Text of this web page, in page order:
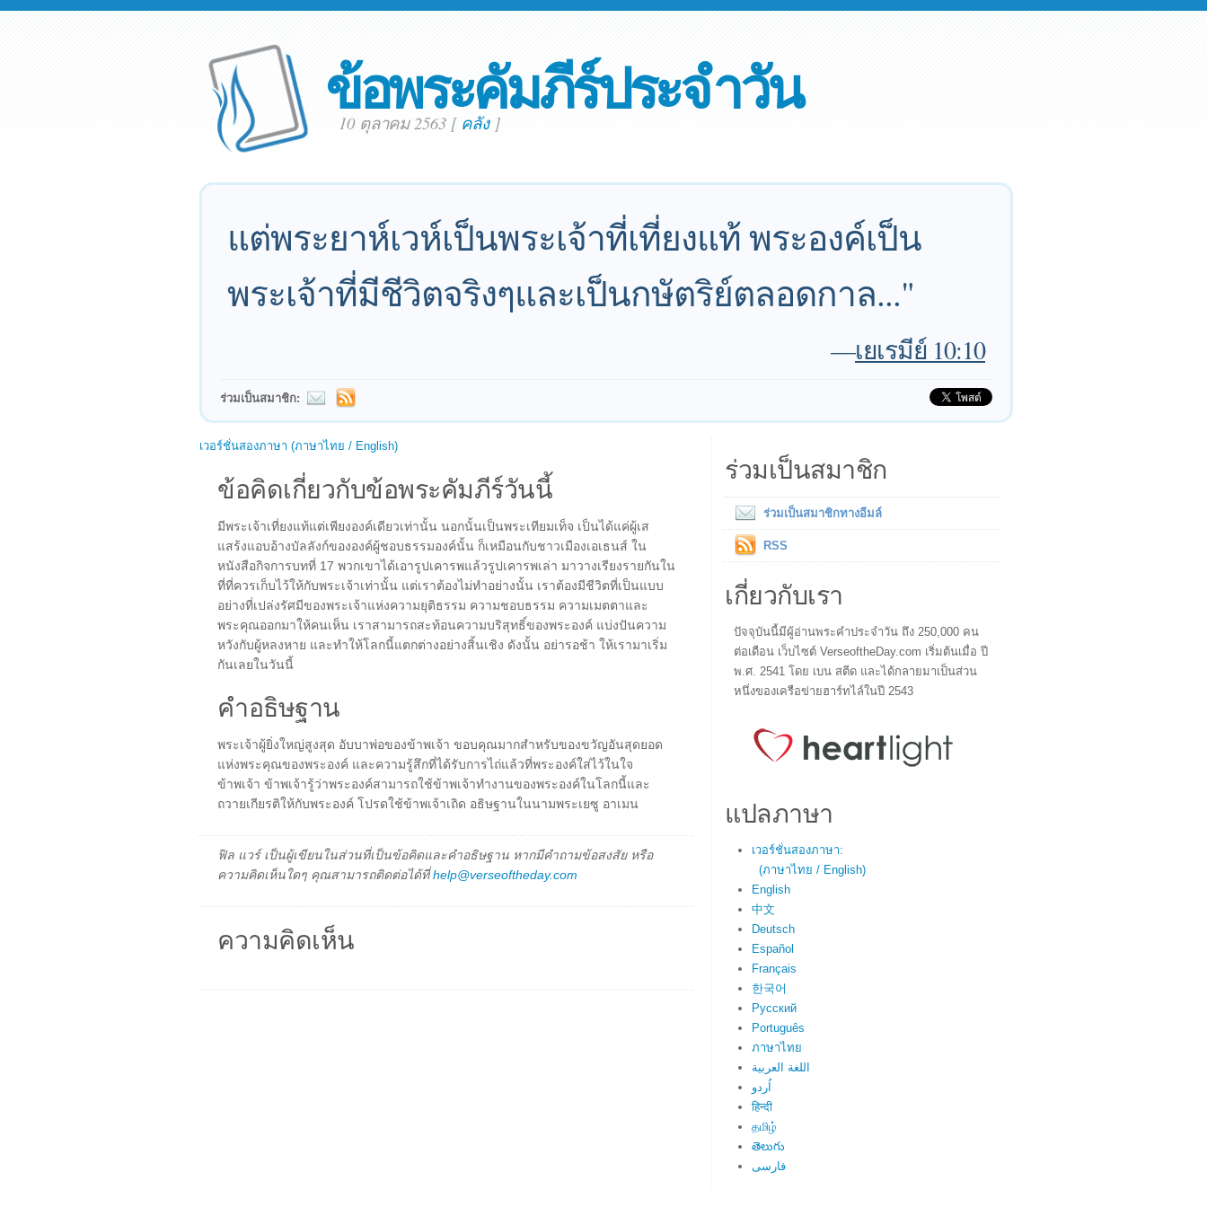
ข้อพระคัมภีร์ประจำวัน
10 ตุลาคม 2563 [ คลัง]
แต่พระยาห์เวห์เป็นพระเจ้าที่เที่ยงแท้ พระองค์เป็น
พระเจ้าที่มีชีวิตจริงๆและเป็นกษัตริย์ตลอดกาล..."
—เยเรมีย์ 10:10
ร่วมเป็นสมาชิก:
เวอร์ชั่นสองภาษา (ภาษาไทย / English)
ข้อคิดเกี่ยวกับข้อพระคัมภีร์วันนี้
มีพระเจ้าเที่ยงแท้แต่เพียงองค์เดียวเท่านั้น นอกนั้นเป็นพระเทียมเท็จ เป็นได้แค่ผู้เส
แสร้งแอบอ้างบัลลังก์ขององค์ผู้ชอบธรรมองค์นั้น ก็เหมือนกับชาวเมืองเอเธนส์ ใน
หนังสือกิจการบทที่ 17 พวกเขาได้เอารูปเคารพแล้วรูปเคารพเล่า มาวางเรียงรายกันใน
ที่ที่ควรเก็บไว้ให้กับพระเจ้าเท่านั้น แต่เราต้องไม่ทำอย่างนั้น เราต้องมีชีวิตที่เป็นแบบ
อย่างที่เปล่งรัศมีของพระเจ้าแห่งความยุติธรรม ความชอบธรรม ความเมตตาและ
พระคุณออกมาให้คนเห็น เราสามารถสะท้อนความบริสุทธิ์ของพระองค์ แบ่งปันความ
หวังกับผู้หลงหาย และทำให้โลกนี้แตกต่างอย่างสิ้นเชิง ดังนั้น อย่ารอช้า ให้เรามาเริ่ม
กันเลยในวันนี้
คำอธิษฐาน
พระเจ้าผู้ยิ่งใหญ่สูงสุด อับบาพ่อของข้าพเจ้า ขอบคุณมากสำหรับของขวัญอันสุดยอด
แห่งพระคุณของพระองค์ และความรู้สึกที่ได้รับการไถ่แล้วที่พระองค์ใส่ไว้ในใจ
ข้าพเจ้า ข้าพเจ้ารู้ว่าพระองค์สามารถใช้ข้าพเจ้าทำงานของพระองค์ในโลกนี้และ
ถวายเกียรติให้กับพระองค์ โปรดใช้ข้าพเจ้าเถิด อธิษฐานในนามพระเยซู อาเมน
ฟิล แวร์ เป็นผู้เขียนในส่วนที่เป็นข้อคิดและคำอธิษฐาน หากมีคำถามข้อสงสัย หรือ
ความคิดเห็นใดๆ คุณสามารถติดต่อได้ที่help@verseoftheday.com
ความคิดเห็น
ร่วมเป็นสมาชิก
ร่วมเป็นสมาชิกทางอีมล์
RSS
เกี่ยวกับเรา
ปัจจุบันนี้มีผู้อ่านพระคำประจำวัน ถึง 250,000 คน
ต่อเดือน เว็บไซต์ VerseoftheDay.com เริ่มต้นเมื่อ ปี
พ.ศ. 2541 โดย เบน สตีด และได้กลายมาเป็นส่วน
หนึ่งของเครือข่ายฮาร์ทไล์ในปี 2543
แปลภาษา
เวอร์ชั่นสองภาษา:
(ภาษาไทย / English)
English
中文
Deutsch
Español
Français
한국어
Русский
Português
ภาษาไทย
اللغة العربية
اُردو
हिन्दी
தமிழ்
తెలుగు
فارسی